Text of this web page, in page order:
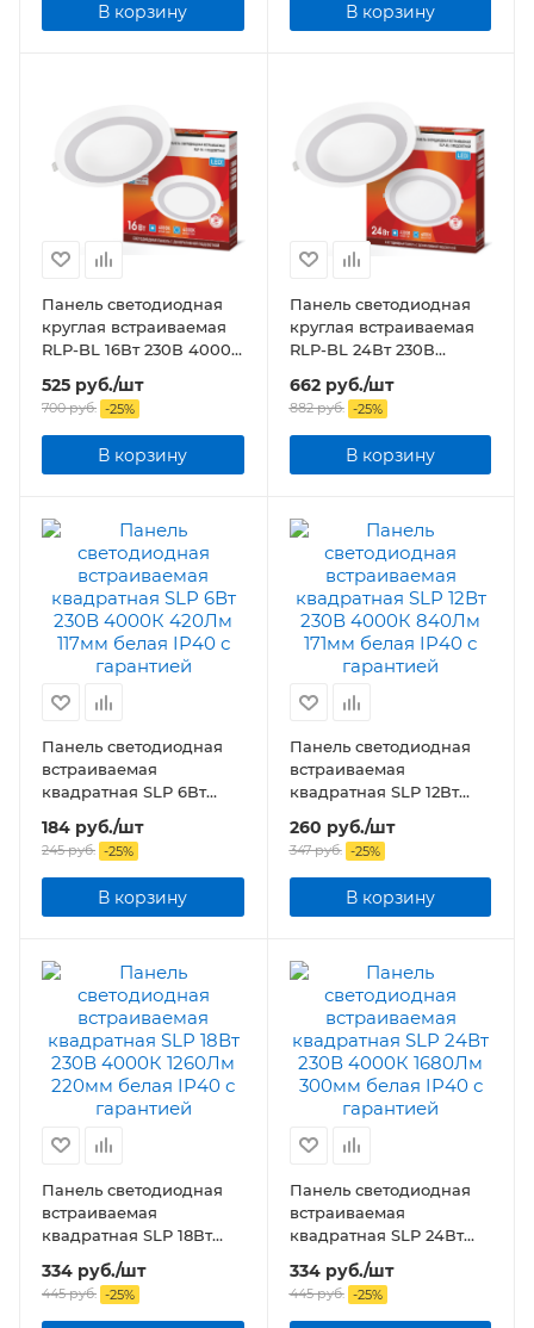
В корзину В корзину
Панель светодиодная
круглая встраиваемая
RLP-BL 16Вт 230В 4000К
960Лм 195мм с
подсветкой белая IP20
525 руб./шт
700руб. -25%
В корзину
Панель светодиодная
круглая встраиваемая
RLP-BL 24Вт 230В
4000К 1440Лм 245мм с
подсветкой белая
662руб./шт
882руб. -25%
В корзину
Панель светодиодная
встраиваемая
квадратная SLP 6Вт
230В 4000К 420Лм
117мм белая IP40
184 руб./шт
245руб. -25%
В корзину
Панель светодиодная
встраиваемая
квадратная SLP 12Вт
230В 4000К 840Лм
171мм белая IP40
260 руб./шт
347руб. -25%
В корзину
Панель светодиодная
встраиваемая
квадратная SLP 18Вт
230В 4000К 1260Лм
220мм белая IP40
334 руб./шт
445руб. -25%
Панель светодиодная
встраиваемая
квадратная SLP 24Вт
230В 4000К 1680Лм
300мм белая IP40
334руб./шт
445руб. -25%